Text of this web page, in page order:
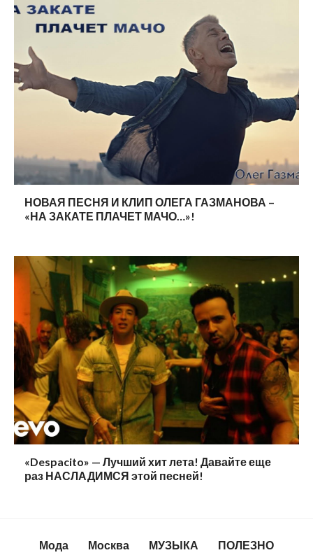
НОВАЯ ПЕСНЯ И КЛИП ОЛЕГА ГАЗМАНОВА –
«НА ЗАКАТЕ ПЛАЧЕТ МАЧО…»!
«Despacito» — Лучший хит лета! Давайте еще
раз НАСЛАДИМСЯ этой песней!
Мода Москва МУЗЫКА ПОЛЕЗНО